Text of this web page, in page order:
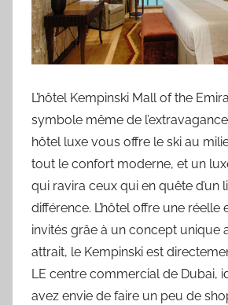
L’hôtel Kempinski Mall of the
symbole même de
hôtel luxe vous offre le ski au
tout le confort moderne, et un
qui ravira ceux qui en quête d’un
différence. L’hôtel offre une réelle
invités grâe à un concept unique
attrait, le Kempinski est
LE centre commercial de Dubai,
avez envie de faire un peu de